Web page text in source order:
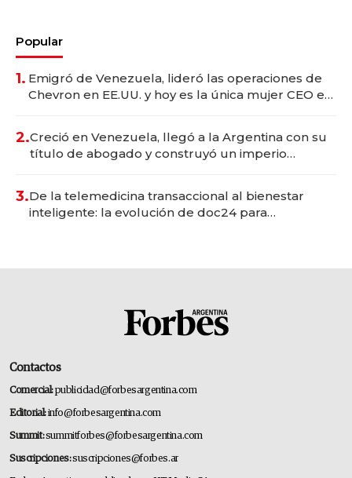
Popular
1. Emigró de Venezuela, lideró las operaciones de
Chevron en EE.UU. y hoy es la única mujer CEO en
2.Creció en Venezuela, llegó a la Argentina con su
título de abogado y construyó un imperio
3.De la telemedicina transaccional al bienestar
inteligente: la evolución de doc24 para
Contactos
Comercial:publicidad@forbesargentina.com
Editorial:info@forbesargentina.com
Summit:summitforbes@forbesargentina.com
Suscripciones:suscripciones@forbes.ar